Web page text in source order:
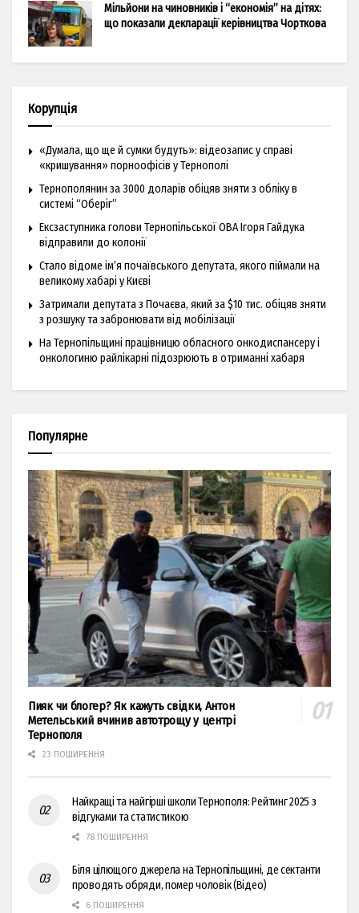
Мільйони на чиновників і “економія” на дітях:
що показали декларації керівництва Чорткова
Корупція
«Думала, що ще й сумки будуть»: відеозапис у справі
«кришування» порноофісів у Тернополі
Тернополянин за 3000 доларів обіцяв зняти з обліку в
системі “Оберіг”
Ексзаступника голови Тернопільської ОВА Ігоря Гайдука
відправили до колонії
Стало відоме ім’я почаївського депутата, якого піймали на
великому хабарі у Києві
Затримали депутата з Почаєва, який за $10 тис. обіцяв зняти
з розшуку та забронювати від мобілізації
На Тернопільщині працівницю обласного онкодиспансеру і
онкологиню райлікарні підозрюють в отриманні хабаря
Популярне
Пияк чи блогер? Як кажуть свідки, Антон
Метельський вчинив автотрощу у центрі
Тернополя
23 ПОШИРЕННЯ
Найкращі та найгірші школи Тернополя: Рейтинг 2025 з
відгуками та статистикою
78 ПОШИРЕННЯ
Біля цілющого джерела на Тернопільщині, де сектанти
проводять обряди, помер чоловік (Відео)
6 ПОШИРЕННЯ